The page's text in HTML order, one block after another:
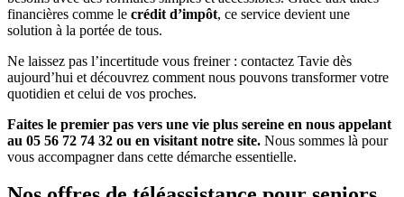
financières comme le crédit d’impôt, ce service devient une
solution à la portée de tous.
Ne laissez pas l’incertitude vous freiner : contactez Tavie dès
aujourd’hui et découvrez comment nous pouvons transformer votre
quotidien et celui de vos proches.
Faites le premier pas vers une vie plus sereine en nous appelant
au 05 56 72 74 32 ou en visitant notre site. Nous sommes là pour
vous accompagner dans cette démarche essentielle.